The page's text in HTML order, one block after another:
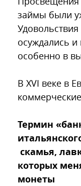
займы были
осуждались и
особенно в
В XVI веке в
Термин
скамья,
которых
монеты